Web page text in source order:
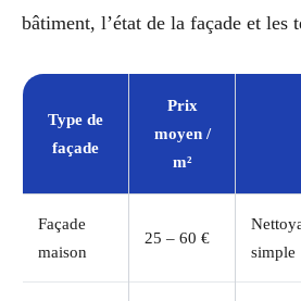
bâtiment, l’état de la façade et les
Type de
façade
Prix
moyen /
m²
Façade
maison
25 – 60 €
simple